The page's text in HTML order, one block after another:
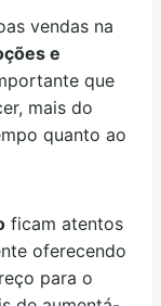
vendas na
e
que
mais do
quanto ao
ficam atentos
oferecendo
para o